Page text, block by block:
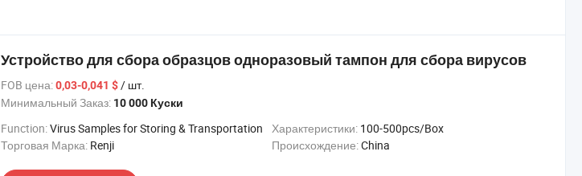
Устройство для сбора образцов одноразовый тампон для сбора вирусов
FOB цена:0,03-0,041 $/ шт.
Минимальный Заказ: 10 000 Куски
Function:Virus Samples for Storing & Transportation Характеристики: 100-500pcs/Box
Торговая Марка: Renji Происхождение:China